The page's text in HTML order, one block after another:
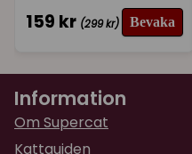
159 kr (299 kr) Bevaka
Information
Om Supercat
Kattguiden